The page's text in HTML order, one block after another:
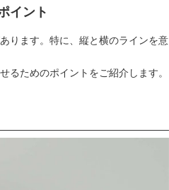
イント
ります。特に、縦と横のラインを意
るためのポイントをご紹介します。